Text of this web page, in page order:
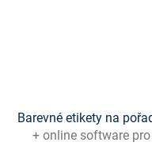
Barevné etikety na
+ online software